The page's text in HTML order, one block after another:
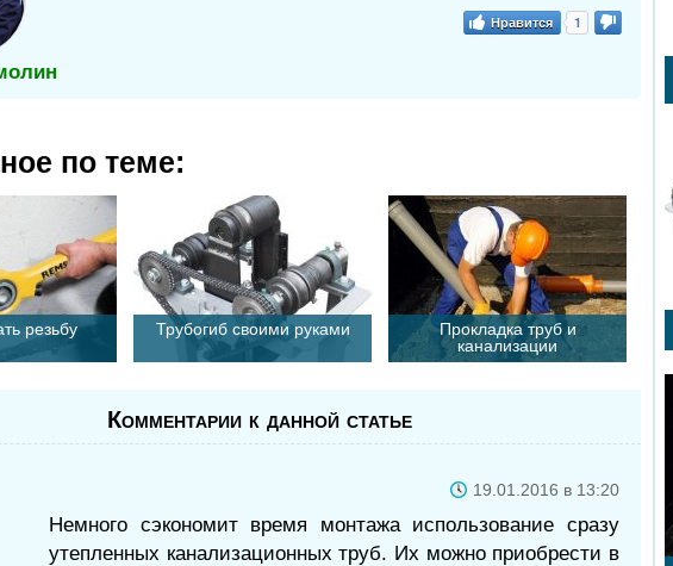
Нравится 1
по теме:
резьбу Трубогиб своими руками
Прокладка труб и
канализации
Комментарии к данной статье
Немного сэкономит время монтажа использование сразу
утепленных канализационных труб. Их можно приобрести в
19.01.2016 в 13:20